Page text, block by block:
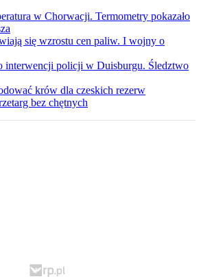
w Chorwacji. Termometry pokazało
się wzrostu cen paliw. I wojny o
interwencji policji w Duisburgu. Śledztwo
krów dla czeskich rezerw
bez chętnych